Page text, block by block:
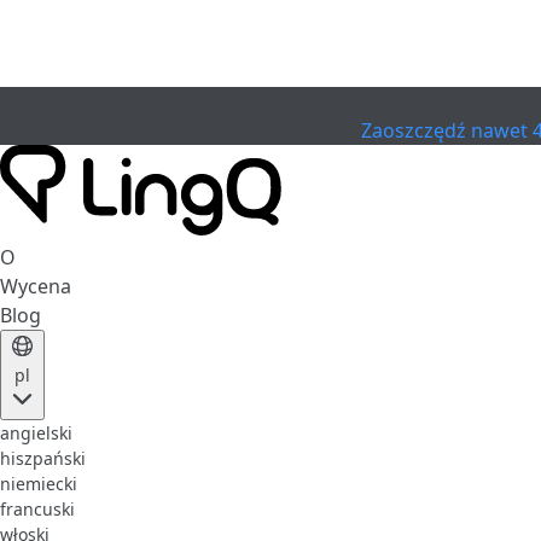
Zaoszczędź nawet
O
Wycena
Blog
pl
angielski
hiszpański
niemiecki
francuski
włoski